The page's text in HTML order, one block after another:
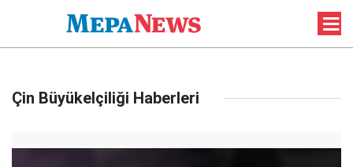
Çin Büyükelçiliği Haberleri